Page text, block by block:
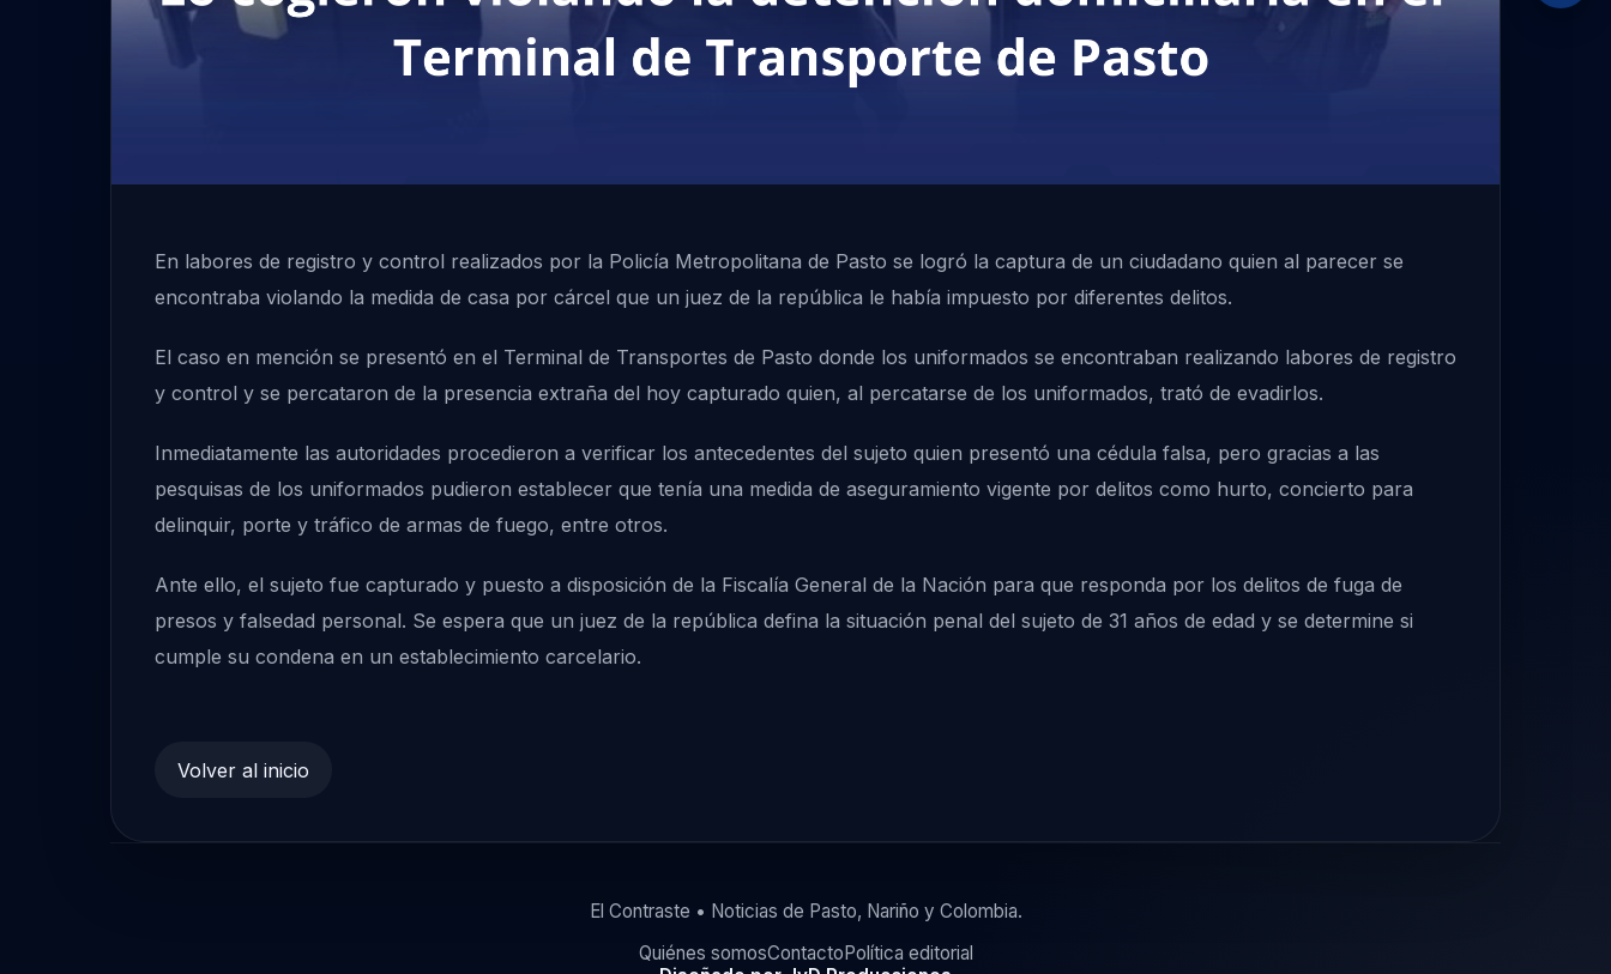
En labores de registro y control realizados por la Policía Metropolitana de Pasto se logró la captura de un ciudadano quien al parecer se
encontraba violando la medida de casa por cárcel que un juez de la república le había impuesto por diferentes delitos.
El caso en mención se presentó en el Terminal de Transportes de Pasto donde los uniformados se encontraban realizando labores de registro
y control y se percataron de la presencia extraña del hoy capturado quien, al percatarse de los uniformados, trató de evadirlos.
Inmediatamente las autoridades procedieron a verificar los antecedentes del sujeto quien presentó una cédula falsa, pero gracias a las
pesquisas de los uniformados pudieron establecer que tenía una medida de aseguramiento vigente por delitos como hurto, concierto para
delinquir, porte y tráfico de armas de fuego, entre otros.
Ante ello, el sujeto fue capturado y puesto a disposición de la Fiscalía General de la Nación para que responda por los delitos de fuga de
presos y falsedad personal. Se espera que un juez de la república defina la situación penal del sujeto de 31 años de edad y se determine si
cumple su condena en un establecimiento carcelario.
Volver al inicio
El Contraste • Noticias de Pasto, Nariño y Colombia.
Quiénes somosContactoPolítica editorial